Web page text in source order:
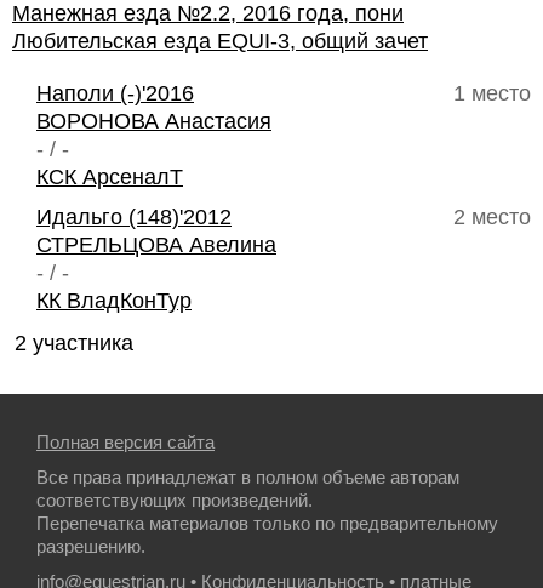
Манежная езда №2.2, 2016 года, пони
Любительская езда EQUI-3, общий зачет
1 место
Наполи (-)'2016
ВОРОНОВА Анастасия
- / -
КСК АрсеналТ
2 место
Идальго (148)'2012
СТРЕЛЬЦОВА Авелина
- / -
КК ВладКонТур
2 участника
Полная версия сайта
Все права принадлежат в полном объеме авторам
соответствующих произведений.
Перепечатка материалов только по предварительному
разрешению.
info@equestrian.ru • Конфиденциальность • платные